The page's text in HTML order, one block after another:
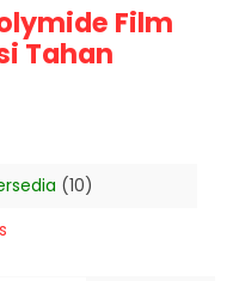
Film
Tahan
(10)